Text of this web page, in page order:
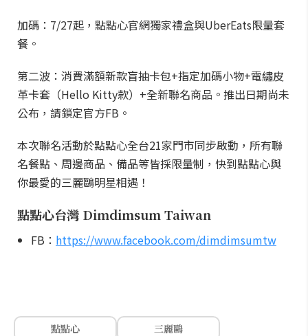
加碼：7/27起，點點心官網獨家禮盒與UberEats限量套
餐。
第二波：消費滿額新款盲抽卡包+指定加碼小物+電繡皮
革卡套（Hello Kitty款）+全新聯名商品。推出日期尚未
公布，請鎖定官方FB。
本次聯名活動於點點心全台21家門市同步啟動，所有聯
名餐點、周邊商品、備品等皆採限量制，快到點點心與
你最愛的三麗鷗明星相遇！
點點心台灣 Dimdimsum Taiwan
FB： https://www.facebook.com/dimdimsumtw
點點心
三麗鷗